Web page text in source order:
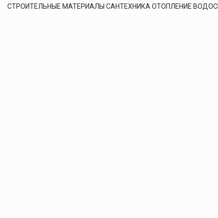
СТРОИТЕЛЬНЫЕ МАТЕРИАЛЫ САНТЕХНИКА ОТОПЛЕНИЕ